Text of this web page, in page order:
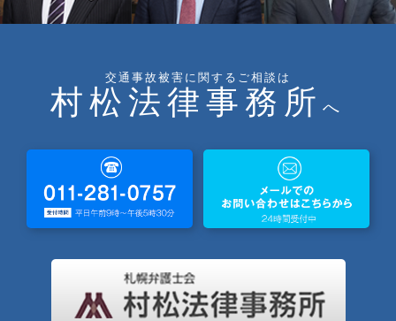
交通事故被害に関するご相談は
村松法律事務所 へ